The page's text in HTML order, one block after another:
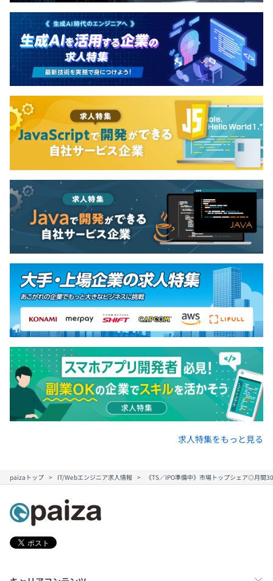
求人特集をもっと見る
paizaトップ IT/Webエンジニア求人情報 《TS／IPO準備中》市場トップシェア◎月間